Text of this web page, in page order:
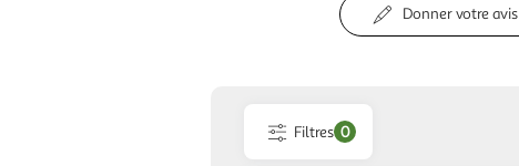
Donner votre avis
Filtres 0